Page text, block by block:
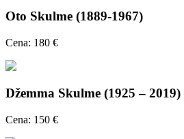
Oto Skulme (1889-1967)
Cena: 180 €
Džemma Skulme (1925 – 2019)
Cena: 150 €